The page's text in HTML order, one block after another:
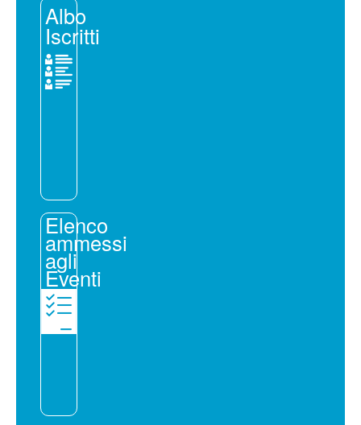
Albo
Iscritti
Elenco
ammessi
agli
Eventi